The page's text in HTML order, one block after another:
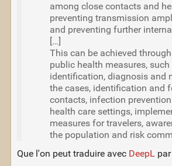
among close contacts and
preventing transmission
and preventing further
[…]
This can be achieved
public health measures, such
identification, diagnosis and
the cases, identification and
contacts, infection
health care settings,
measures for travelers,
the population and risk
Que l'on peut traduire avec DeepLpar